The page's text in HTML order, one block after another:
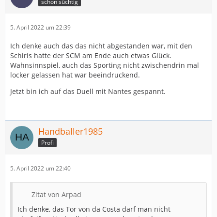
schon süchtig
5. April 2022 um 22:39
Ich denke auch das das nicht abgestanden war, mit den
Schiris hatte der SCM am Ende auch etwas Glück.
Wahnsinnspiel, auch das Sporting nicht zwischendrin mal
locker gelassen hat war beeindruckend.
Jetzt bin ich auf das Duell mit Nantes gespannt.
Handballer1985
Profi
5. April 2022 um 22:40
Zitat von Arpad
Ich denke, das Tor von da Costa darf man nicht